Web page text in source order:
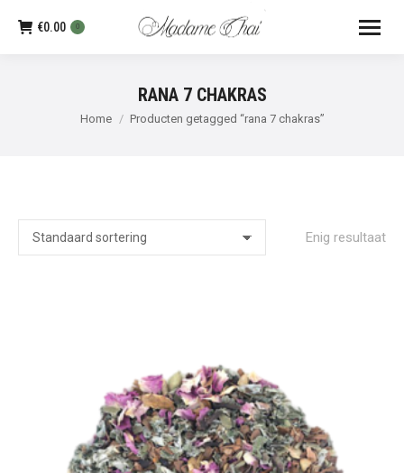
€0.00 0
RANA 7 CHAKRAS
Je bent hier:
Home Producten getagged “rana 7 chakras”
Enig resultaat